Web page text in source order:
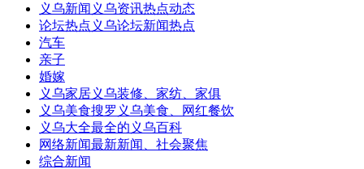
义乌新闻 义乌资讯热点动态
论坛热点 义乌论坛新闻热点
汽车
亲子
婚嫁
义乌家居义乌装修、家纺、家俱
义乌美食搜罗义乌美食、网红餐饮
义乌大全最全的义乌百科
网络新闻最新新闻、社会聚焦
综合新闻